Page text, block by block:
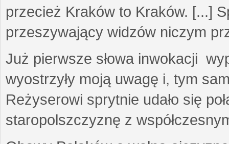
przecież Kraków to Kraków. [...]
przeszywający widzów niczym
Już pierwsze słowa inwokacji
wyostrzyły moją uwagę i, tym
Reżyserowi sprytnie udało się
staropolszczyznę z